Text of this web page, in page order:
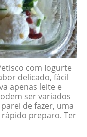
com Iogurte
delicado, fácil
apenas leite e
ser variados
de fazer, uma
rápido preparo. Ter